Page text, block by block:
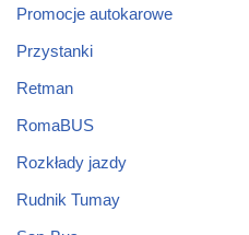
Promocje autokarowe
Przystanki
Retman
RomaBUS
Rozkłady jazdy
Rudnik Tumay